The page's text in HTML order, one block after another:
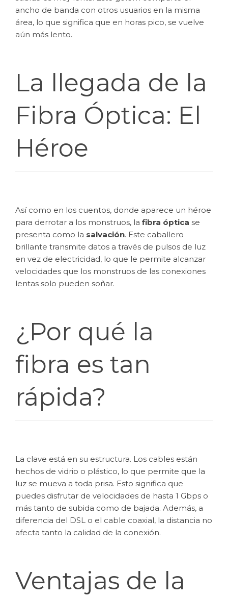
ancho de banda con otros usuarios en la misma
área, lo que significa que en horas pico, se vuelve
aún más lento.
La llegada de la
Fibra Óptica: El
Héroe
Así como en los cuentos, donde aparece un héroe
para derrotar a los monstruos, la fibra óptica se
presenta como la salvación. Este caballero
brillante transmite datos a través de pulsos de luz
en vez de electricidad, lo que le permite alcanzar
velocidades que los monstruos de las conexiones
lentas solo pueden soñar.
¿Por qué la
fibra es tan
rápida?
La clave está en su estructura. Los cables están
hechos de vidrio o plástico, lo que permite que la
luz se mueva a toda prisa. Esto significa que
puedes disfrutar de velocidades de hasta 1 Gbps o
más tanto de subida como de bajada. Además, a
diferencia del DSL o el cable coaxial, la distancia no
afecta tanto la calidad de la conexión.
Ventajas de la